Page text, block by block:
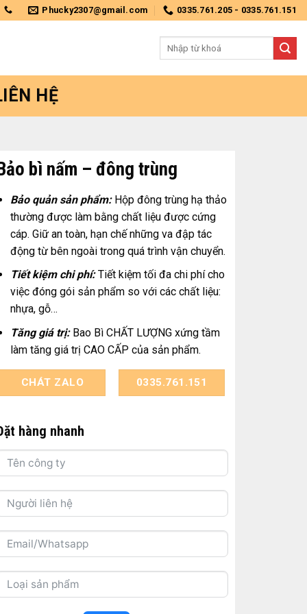
Phucky2307@gmail.com 0335.761.205 - 0335.761.151
kiếm:
HỆ
bì nấm – đông trùng
Bảo quản sản phẩm:Hộp đông trùng hạ thảo
thường được làm bằng chất liệu được cứng
cáp. Giữ an toàn, hạn chế những va đập tác
động từ bên ngoài trong quá trình vận chuyển.
Tiết kiệm chi phí:Tiết kiệm tối đa chi phí cho
việc đóng gói sản phẩm so với các chất liệu:
nhựa, gỗ…
Tăng giá trị:Bao Bì CHẤT LƯỢNG xứng tầm
làm tăng giá trị CAO CẤP của sản phẩm.
CHÁT ZALO 0335.761.151
hàng nhanh